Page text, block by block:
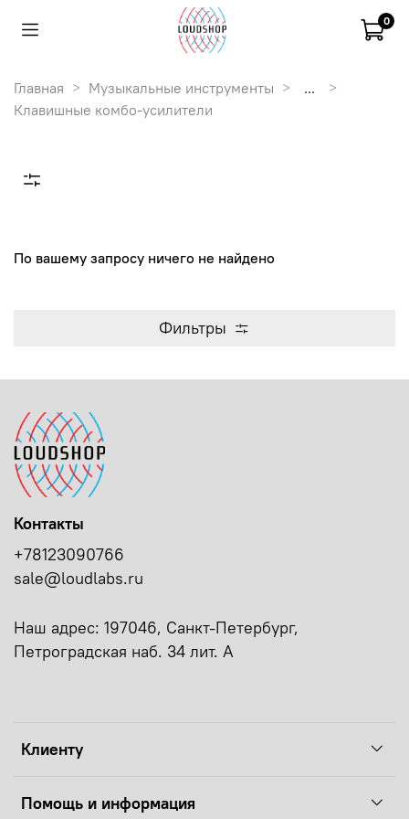
0
Главная Музыкальные инструменты
...
Клавишные комбо-усилители
По вашему запросу ничего не найдено
Фильтры
Клиенту
Помощь и информация
Контакты
+78123090766
sale@loudlabs.ru
Наш адрес: 197046, Санкт-Петербург,
Петроградская наб. 34 лит. А